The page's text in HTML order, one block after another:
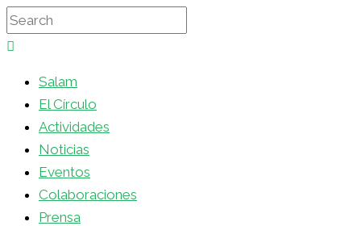
Salam
El Círculo
Actividades
Noticias
Eventos
Colaboraciones
Prensa